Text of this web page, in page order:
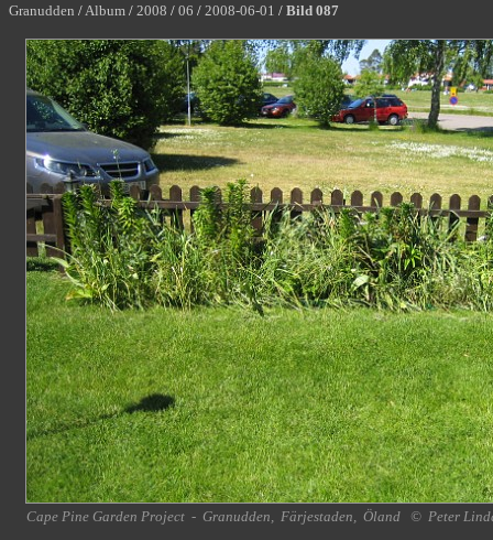
Granudden /Album / 2008 / 06 / 2008-06-01 / Bild 087
Cape Pine Garden Project - Granudden, Färjestaden, Öland © Peter